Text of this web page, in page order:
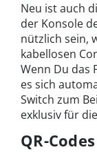
Neu ist auch
der Konsole
nützlich sein,
kabellosen
Wenn Du das
es sich
Switch zum
exklusiv für
QR-